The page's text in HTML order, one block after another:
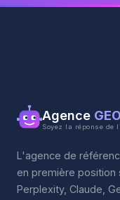
Agence GEO
Soyez la réponse de
L'agence de
en première position
Perplexity, Claude,